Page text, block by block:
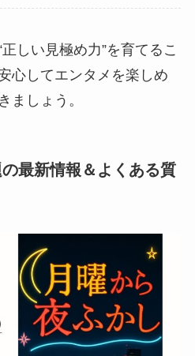
しい見極め力”を育てるこ
心してエンタメを楽しめ
ましょう。
最新情報＆よくある質